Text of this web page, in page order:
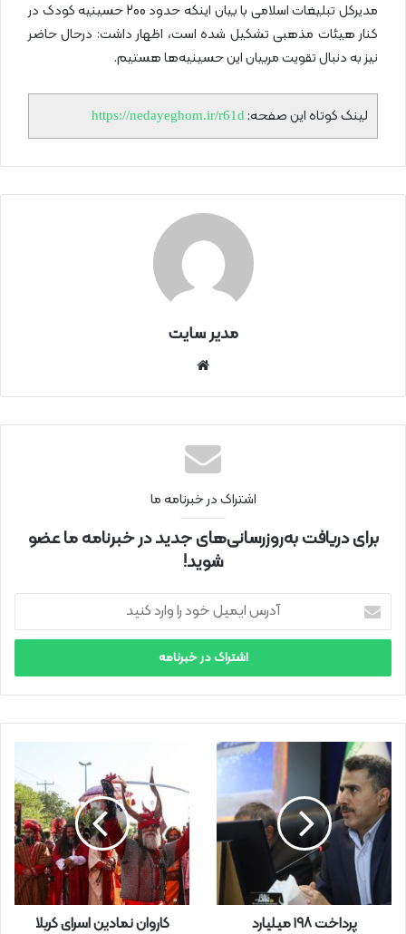
مدیرکل تبلیغات اسلامی با بیان اینکه حدود 200 حسینیه کودک در
کنار هیئات مذهبی تشکیل شده است، اظهار داشت: درحال حاضر
نیز به دنبال تقویت مربیان این حسینیه‌ها هستیم.
لینک کوتاه این صفحه: https://nedayeghom.ir/r61d
مدیر سایت
نتی
اشتراک در خبرنامه ما
برای دریافت به‌روزرسانی‌های جدید در خبرنامه ما عضو
شوید!
ر
ا
ی
ل
خ
و
د
ر
پرداخت ۱۹۸ میلیارد
کاروان نمادین اسرای کربلا